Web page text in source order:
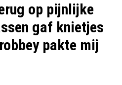
op pijnlijke
gaf knietjes
pakte mij